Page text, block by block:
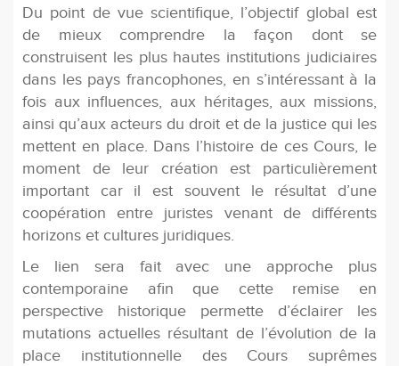
Du point de vue scientifique, l’objectif global est
de mieux comprendre la façon dont se
construisent les plus hautes institutions judiciaires
dans les pays francophones, en s’intéressant à la
fois aux influences, aux héritages, aux missions,
ainsi qu’aux acteurs du droit et de la justice qui les
mettent en place. Dans l’histoire de ces Cours, le
moment de leur création est particulièrement
important car il est souvent le résultat d’une
coopération entre juristes venant de différents
horizons et cultures juridiques.
Le lien sera fait avec une approche plus
contemporaine afin que cette remise en
perspective historique permette d’éclairer les
mutations actuelles résultant de l’évolution de la
place institutionnelle des Cours suprêmes